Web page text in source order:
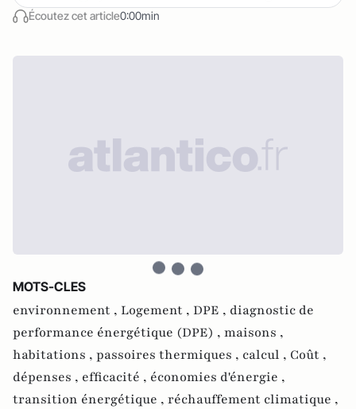
Écoutez cet article0:00min
MOTS-CLES
environnement , Logement , DPE , diagnostic de
performance énergétique (DPE) , maisons ,
habitations , passoires thermiques , calcul , Coût ,
dépenses , efficacité , économies d'énergie ,
transition énergétique , réchauffement climatique ,